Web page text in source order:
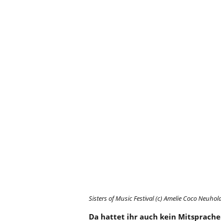
Sisters of Music Festival (c) Amelie Coco
Da hattet ihr auch kein